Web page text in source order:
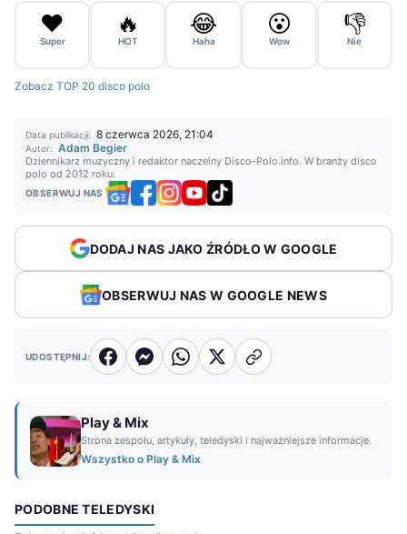
❤️
Super
🔥
HOT
😂
Haha
😮
Wow
👎
Nie
Zobacz TOP 20 disco polo
Data publikacji: 8 czerwca 2026, 21:04
Autor: Adam Begier
Dziennikarz muzyczny i redaktor naczelny Disco-Polo.info. W branży disco
polo od 2012 roku.
OBSERWUJ NAS
DODAJ NAS JAKO ŹRÓDŁO W GOOGLE
OBSERWUJ NAS W GOOGLE NEWS
UDOSTĘPNIJ:
Play & Mix
Strona zespołu, artykuły, teledyski i najważniejsze informacje.
Wszystko o Play & Mix
PODOBNE TELEDYSKI